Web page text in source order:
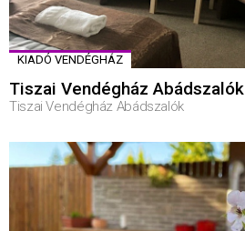
KIADÓ VENDÉGHÁZ
Tiszai Vendégház Abádszalók
Tiszai Vendégház Abádszalók